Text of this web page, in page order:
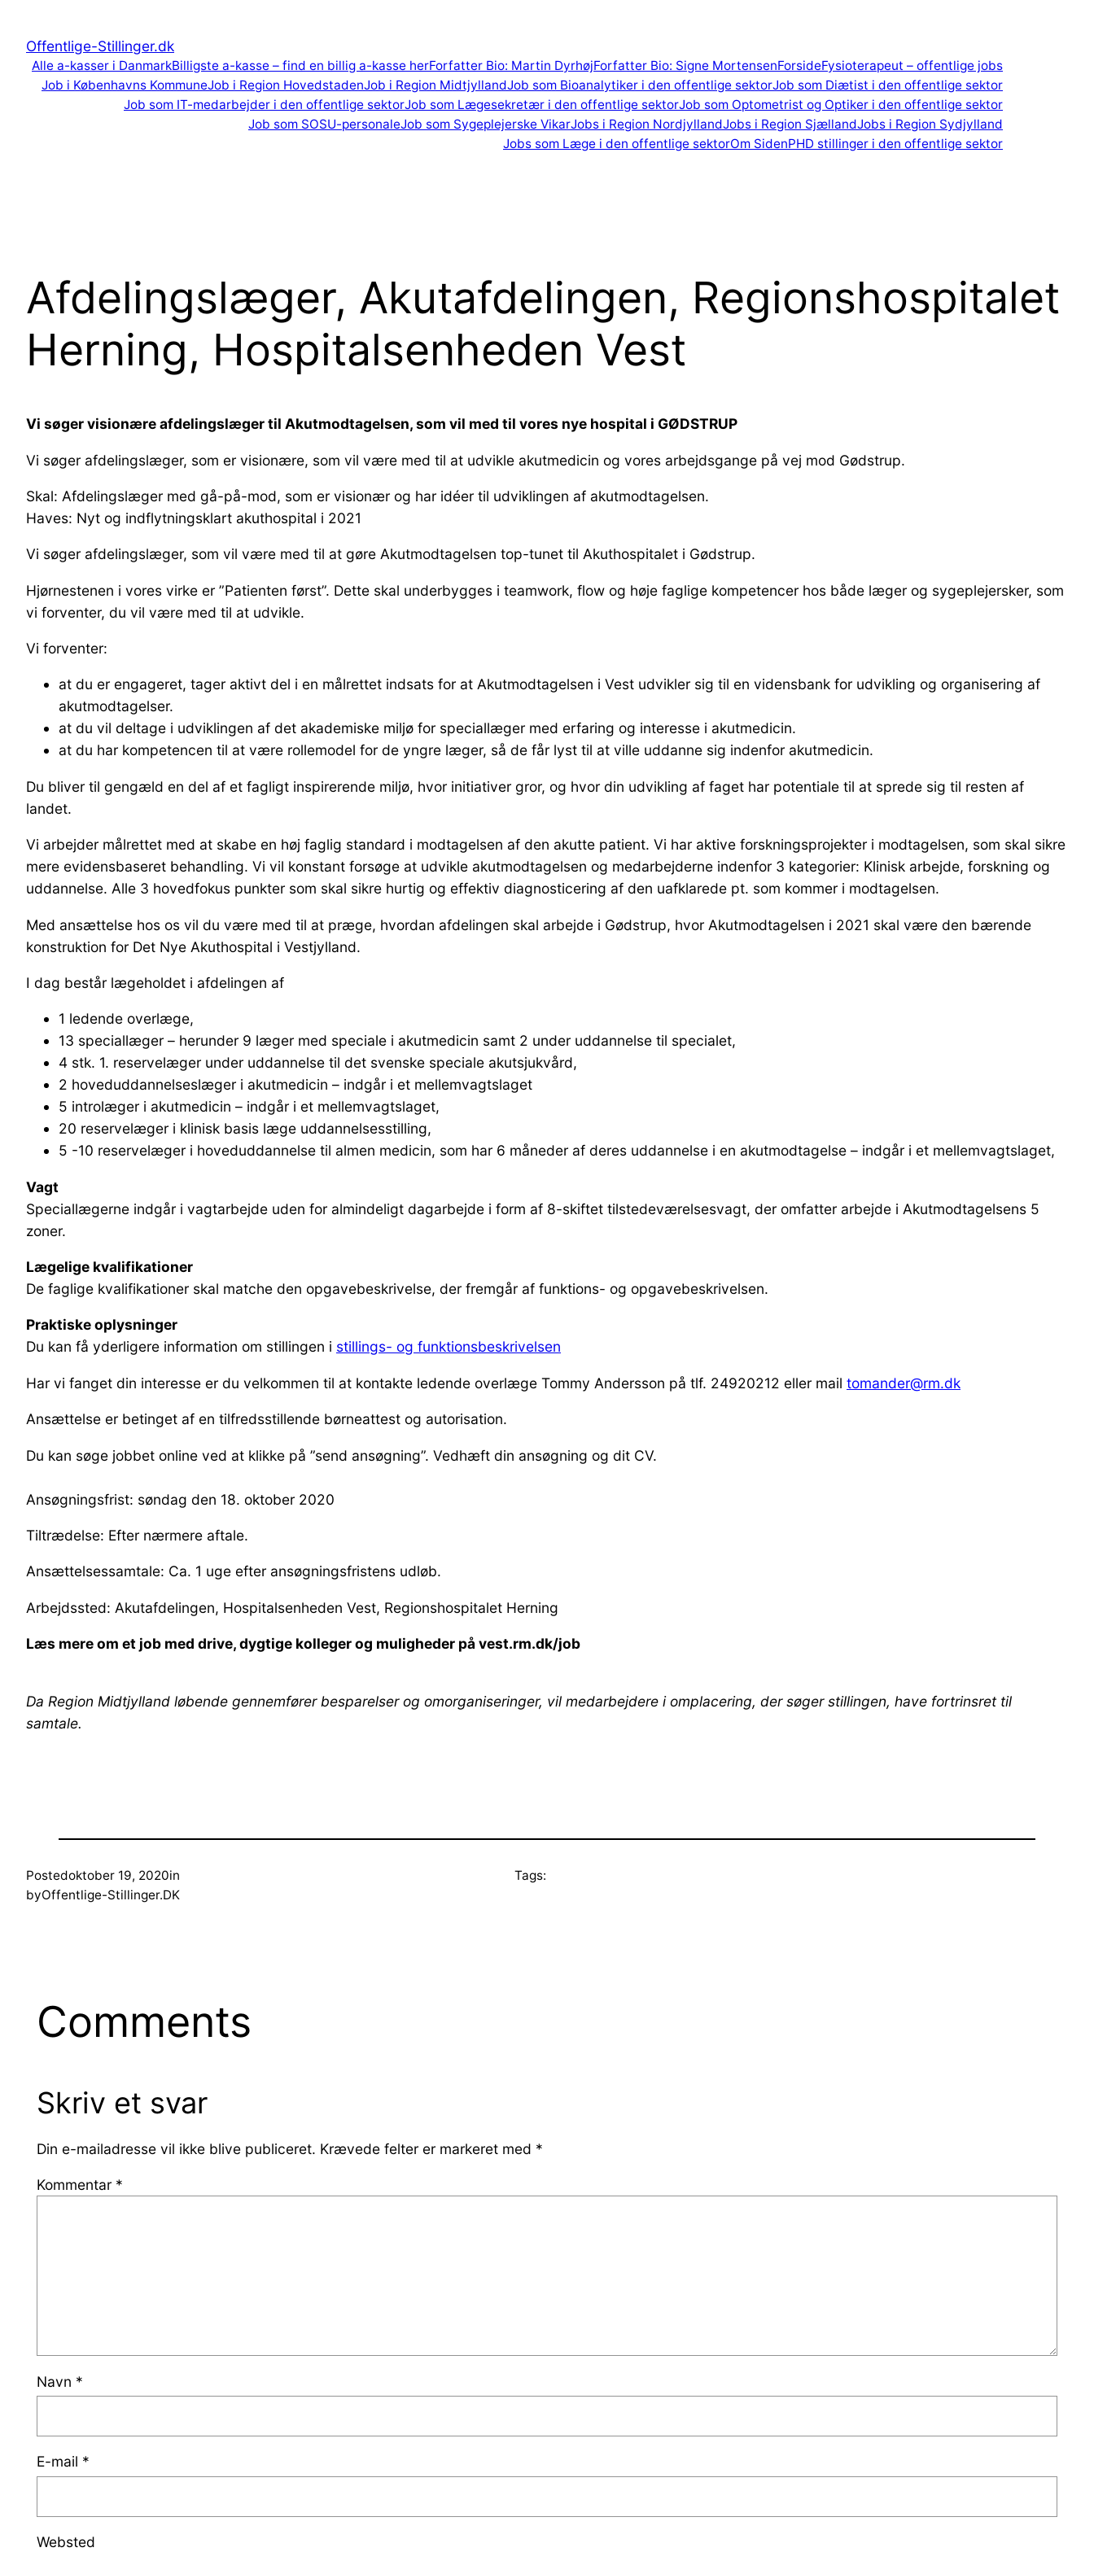
indholdOffentlige-Stillinger.dk
Alle a-kasser i DanmarkBilligste a-kasse – find en billig a-kasse herForfatter Bio: Martin DyrhøjForfatter Bio: Signe MortensenForsideFysioterapeut – offentlige jobs
Job i Københavns KommuneJob i Region HovedstadenJob i Region MidtjyllandJob som Bioanalytiker i den offentlige sektorJob som Diætist i den offentlige sektor
Job som IT-medarbejder i den offentlige sektorJob som Lægesekretær i den offentlige sektorJob som Optometrist og Optiker i den offentlige sektor
Job som SOSU-personaleJob som Sygeplejerske VikarJobs i Region NordjyllandJobs i Region SjællandJobs i Region Sydjylland
Jobs som Læge i den offentlige sektorOm SidenPHD stillinger i den offentlige sektor
Afdelingslæger, Akutafdelingen, Regionshospitalet
Herning, Hospitalsenheden Vest
Vi søger visionære afdelingslæger til Akutmodtagelsen, som vil med til vores nye hospital i GØDSTRUP
Vi søger afdelingslæger, som er visionære, som vil være med til at udvikle akutmedicin og vores arbejdsgange på vej mod Gødstrup.
Skal: Afdelingslæger med gå-på-mod, som er visionær og har idéer til udviklingen af akutmodtagelsen.
Haves: Nyt og indflytningsklart akuthospital i 2021
Vi søger afdelingslæger, som vil være med til at gøre Akutmodtagelsen top-tunet til Akuthospitalet i Gødstrup.
Hjørnestenen i vores virke er ”Patienten først”. Dette skal underbygges i teamwork, flow og høje faglige kompetencer hos både læger og sygeplejersker, som
vi forventer, du vil være med til at udvikle.
Vi forventer:
at du er engageret, tager aktivt del i en målrettet indsats for at Akutmodtagelsen i Vest udvikler sig til en vidensbank for udvikling og organisering af
akutmodtagelser.
at du vil deltage i udviklingen af det akademiske miljø for speciallæger med erfaring og interesse i akutmedicin.
at du har kompetencen til at være rollemodel for de yngre læger, så de får lyst til at ville uddanne sig indenfor akutmedicin.
Du bliver til gengæld en del af et fagligt inspirerende miljø, hvor initiativer gror, og hvor din udvikling af faget har potentiale til at sprede sig til resten af
landet.
Vi arbejder målrettet med at skabe en høj faglig standard i modtagelsen af den akutte patient. Vi har aktive forskningsprojekter i modtagelsen, som skal sikre
mere evidensbaseret behandling. Vi vil konstant forsøge at udvikle akutmodtagelsen og medarbejderne indenfor 3 kategorier: Klinisk arbejde, forskning og
uddannelse. Alle 3 hovedfokus punkter som skal sikre hurtig og effektiv diagnosticering af den uafklarede pt. som kommer i modtagelsen.
Med ansættelse hos os vil du være med til at præge, hvordan afdelingen skal arbejde i Gødstrup, hvor Akutmodtagelsen i 2021 skal være den bærende
konstruktion for Det Nye Akuthospital i Vestjylland.
I dag består lægeholdet i afdelingen af
1 ledende overlæge,
13 speciallæger – herunder 9 læger med speciale i akutmedicin samt 2 under uddannelse til specialet,
4 stk. 1. reservelæger under uddannelse til det svenske speciale akutsjukvård,
2 hoveduddannelseslæger i akutmedicin – indgår i et mellemvagtslaget
5 introlæger i akutmedicin – indgår i et mellemvagtslaget,
20 reservelæger i klinisk basis læge uddannelsesstilling,
5 -10 reservelæger i hoveduddannelse til almen medicin, som har 6 måneder af deres uddannelse i en akutmodtagelse – indgår i et mellemvagtslaget,
Vagt
Speciallægerne indgår i vagtarbejde uden for almindeligt dagarbejde i form af 8-skiftet tilstedeværelsesvagt, der omfatter arbejde i Akutmodtagelsens 5
zoner.
Lægelige kvalifikationer
De faglige kvalifikationer skal matche den opgavebeskrivelse, der fremgår af funktions- og opgavebeskrivelsen.
Praktiske oplysninger
Du kan få yderligere information om stillingen i stillings- og funktionsbeskrivelsen
Har vi fanget din interesse er du velkommen til at kontakte ledende overlæge Tommy Andersson på tlf. 24920212 eller mail tomander@rm.dk
Ansættelse er betinget af en tilfredsstillende børneattest og autorisation.
Du kan søge jobbet online ved at klikke på ”send ansøgning”. Vedhæft din ansøgning og dit CV.
Ansøgningsfrist: søndag den 18. oktober 2020
Tiltrædelse: Efter nærmere aftale.
Ansættelsessamtale: Ca. 1 uge efter ansøgningsfristens udløb.
Arbejdssted: Akutafdelingen, Hospitalsenheden Vest, Regionshospitalet Herning
Læs mere om et job med drive, dygtige kolleger og muligheder på vest.rm.dk/job
Da Region Midtjylland løbende gennemfører besparelser og omorganiseringer, vil medarbejdere i omplacering, der søger stillingen, have fortrinsret til
samtale.
Postedoktober 19, 2020in
byOffentlige-Stillinger.DK
Tags:
Comments
Skriv et svar
Din e-mailadresse vil ikke blive publiceret. Krævede felter er markeret med *
Kommentar *
Navn *
E-mail *
Websted